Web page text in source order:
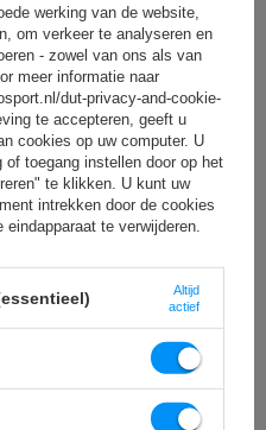
Adres:Boczna 41
Postcode:27-200
Stad:Starachowice
Land:Poland
Je e-mailadres:
serwis@marbosport.eu
5/5
werking van de website,
om verkeer te analyseren en
- zowel van ons als van
meer informatie naar
dut-privacy-and-cookie-
te accepteren, geeft u
cookies op uw computer. U
toegang instellen door op het
te klikken. U kunt uw
intrekken door de cookies
te verwijderen.
Altijd
actief